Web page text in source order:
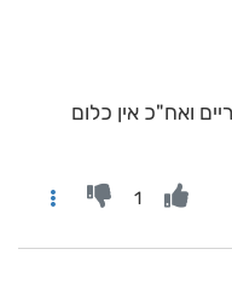
ואח"כ אין כלום
1